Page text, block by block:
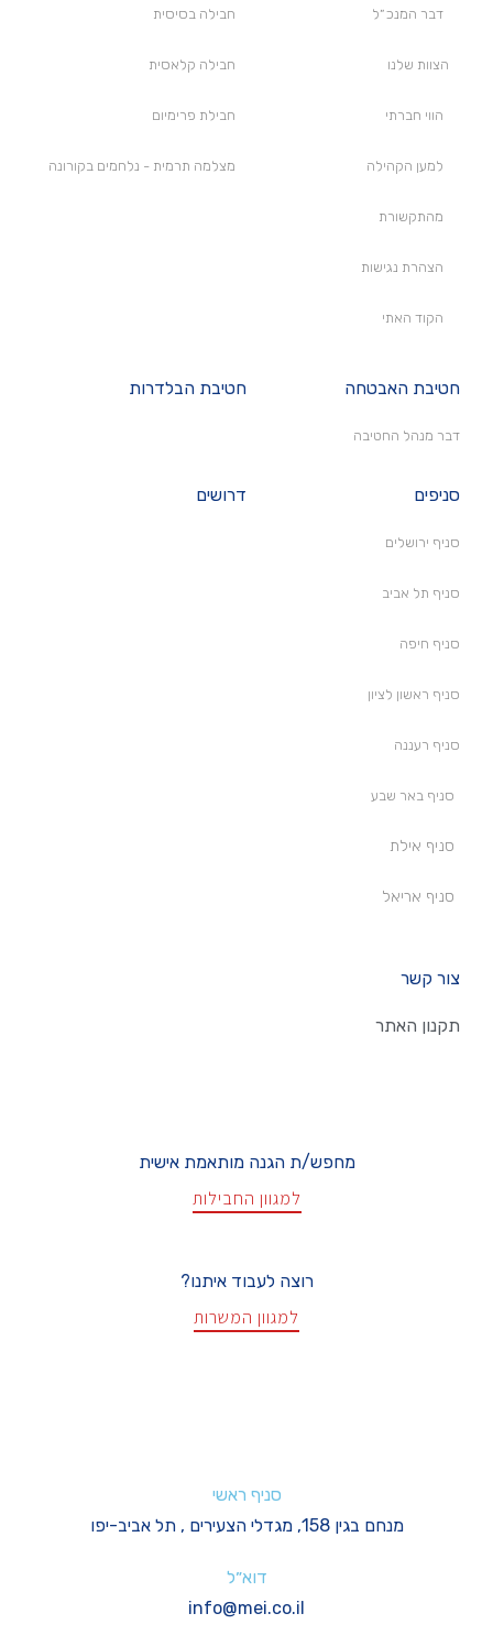
מחפש/ת הגנה מותאמת אישית
למגוון החבילות
רוצה לעבוד איתנו?
למגוון המשרות
סניף ראשי
מנחם בגין 158, מגדלי הצעירים , תל אביב-יפו
דוא״ל
info@mei.co.il
דבר המנכ״ל
הצוות שלנו
הווי חברתי
למען הקהילה
מהתקשורת
הצהרת נגישות
הקוד האתי
חבילה בסיסית
חבילה קלאסית
חבילת פרימיום
מצלמה תרמית - נלחמים בקורונה
חטיבת האבטחה
דבר מנהל החטיבה
חטיבת הבלדרות
סניפים
סניף ירושלים
סניף תל אביב
סניף חיפה
סניף ראשון לציון
סניף רעננה
סניף באר שבע
סניף אילת
סניף אריאל
דרושים
צור קשר
תקנון האתר